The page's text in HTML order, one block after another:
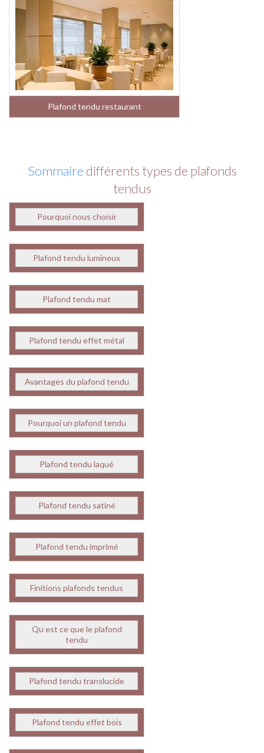
Plafond tendu restaurant
Sommaire différents types de plafonds
tendus
Pourquoi nous choisir
Plafond tendu lumineux
Plafond tendu mat
Plafond tendu effet métal
Avantages du plafond tendu
Pourquoi un plafond tendu
Plafond tendu laqué
Plafond tendu satiné
Plafond tendu imprimé
Finitions plafonds tendus
Qu est ce que le plafond
tendu
Plafond tendu translucide
Plafond tendu effet bois